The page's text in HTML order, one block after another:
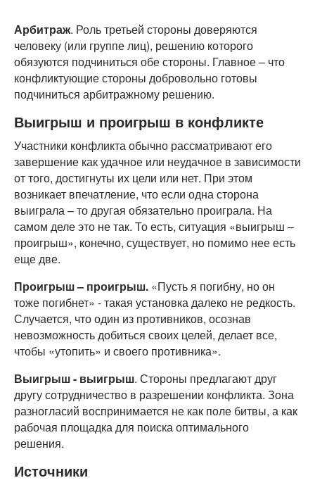
Арбитраж. Роль третьей стороны доверяются
человеку (или группе лиц), решению которого
обязуются подчиниться обе стороны. Главное – что
конфликтующие стороны добровольно готовы
подчиниться арбитражному решению.
Выигрыш и проигрыш в конфликте
Участники конфликта обычно рассматривают его
завершение как удачное или неудачное в зависимости
от того, достигнуты их цели или нет. При этом
возникает впечатление, что если одна сторона
выиграла – то другая обязательно проиграла. На
самом деле это не так. То есть, ситуация «выигрыш –
проигрыш», конечно, существует, но помимо нее есть
еще две.
Проигрыш – проигрыш. «Пусть я погибну, но он
тоже погибнет» - такая установка далеко не редкость.
Случается, что один из противников, осознав
невозможность добиться своих целей, делает все,
чтобы «утопить» и своего противника».
Выигрыш - выигрыш. Стороны предлагают друг
другу сотрудничество в разрешении конфликта. Зона
разногласий воспринимается не как поле битвы, а как
рабочая площадка для поиска оптимального
решения.
Источники